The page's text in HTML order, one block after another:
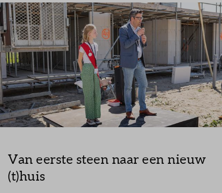
Van eerste steen naar een nieuw
(t)huis